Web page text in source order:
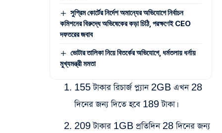
সুপ্রিম কোর্টের নির্দেশ অমান্যের অভিযোগে নির্বাচন
কমিশনের বিরুদ্ধে অভিষেকের কড়া চিঠি, পরক্ষণেই CEO
দফতরের জবাব
ভোটার তালিকা নিয়ে বিতর্কের অভিযোগে, ধর্মতলায় ধর্নায়
মুখ্যমন্ত্রী মমতা
155 টাকার রিচার্জ প্ল্যান 2GB এখন 28
দিনের জন্য দিতে হবে 189 টাকা।
209 টাকার 1GB প্রতিদিন 28 দিনের জন্য